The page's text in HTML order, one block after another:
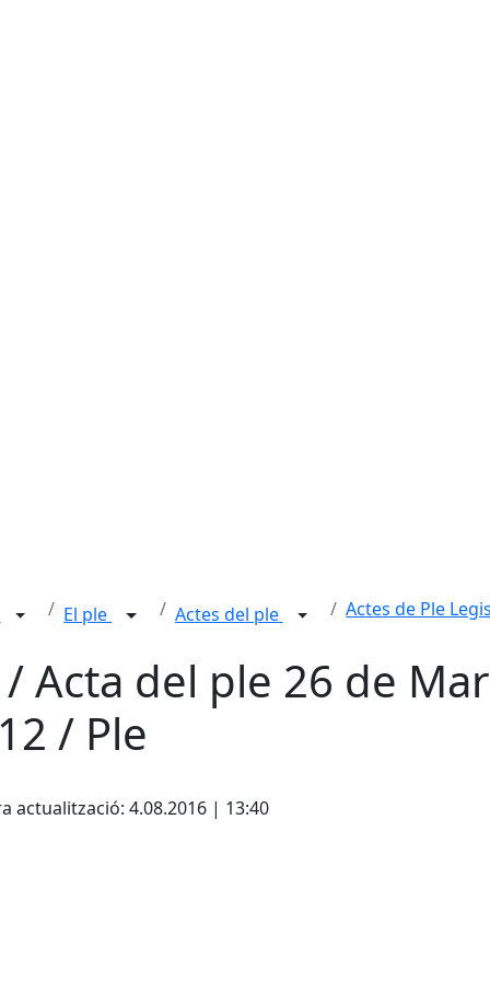
El ple Actes del ple Actes de Ple
Acta del ple 26 de
/ Ple
actualització: 4.08.2016 | 13:40